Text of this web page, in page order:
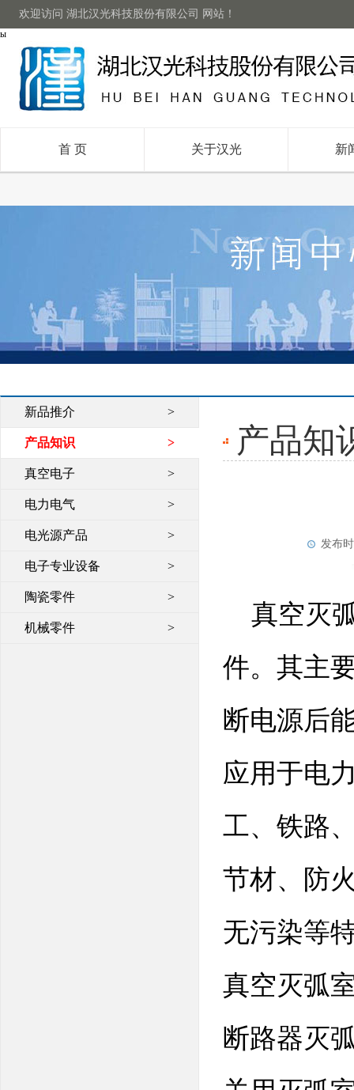
欢迎访问 湖北汉光科技股份有限公司 网站！
ы
首 页 关于汉光 新
新品推介 >
产品知识 >
真空电子 >
电力电气 >
电光源产品 >
电子专业设备 >
陶瓷零件 >
机械零件 >
产品知
发布
真空灭
件。其主
断电源后
应用于电
工、铁路
节材、防
无污染等
真空灭弧
断路器灭